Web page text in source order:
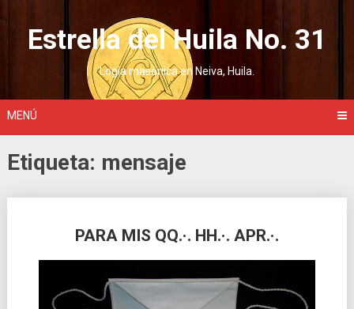
contenidoEstrella del Huila No. 31
Logia masónica en Neiva, Huila.
MENÚ
Etiqueta: mensaje
PARA MIS QQ.·. HH.·. APR.·.
entradas